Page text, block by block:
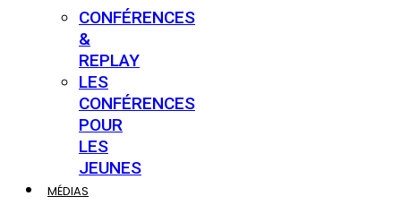
CONFÉRENCES
&
REPLAY
LES
CONFÉRENCES
POUR
LES
JEUNES
MÉDIAS